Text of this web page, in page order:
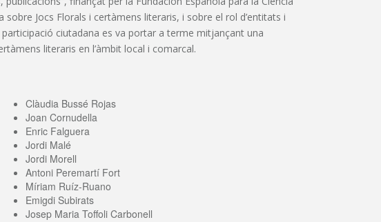
Jocs Florals i certàmens literaris, i sobre el rol d’entitats i
ciutadana es va portar a terme mitjançant una
literaris en l’àmbit local i comarcal.
Clàudia Bussé Rojas
Joan Cornudella
Enric Falguera
Jordi Malé
Jordi Morell
Antoni Peremartí Fort
Míriam Ruíz-Ruano
Emigdi Subirats
Josep Maria Toffoli Carbonell